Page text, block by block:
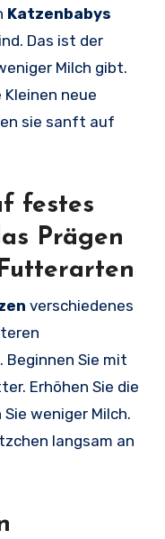
Katzenbabys
Das ist der
Milch gibt.
neue
sie sanft auf
festes
Prägen
verschiedenes
Sie mit
Erhöhen Sie die
weniger Milch.
langsam an